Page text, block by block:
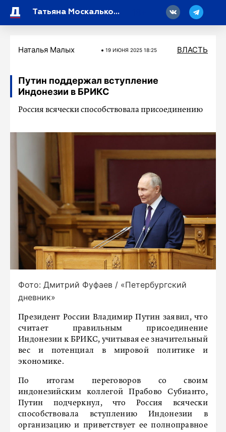
Татьяна Москалькова: продолжается обмен военнопленными
Наталья Малых 19 ИЮНЯ 2025 18:25 ВЛАСТЬ
Путин поддержал вступление
Индонезии в БРИКС
Россия всячески способствовала присоединению
Фото: Дмитрий Фуфаев / «Петербургский
дневник»
Президент России Владимир Путин заявил, что
считает правильным присоединение
Индонезии к БРИКС, учитывая ее значительный
вес и потенциал в мировой политике и
экономике.
По итогам переговоров со своим
индонезийским коллегой Прабово Субианто,
Путин подчеркнул, что Россия всячески
способствовала вступлению Индонезии в
организацию и приветствует ее полноправное